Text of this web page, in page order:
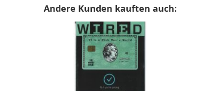
Andere Kunden kauften auch: